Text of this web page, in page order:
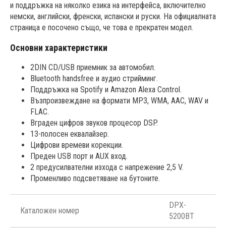
и поддръжка на няколко езика на интерфейса, включително
немски, английски, френски, испански и руски. На официалната
страница е посочено също, че това е прекратен модел.
Основни характеристики
2DIN CD/USB приемник за автомобил.
Bluetooth handsfree и аудио стрийминг.
Поддръжка на Spotify и Amazon Alexa Control.
Възпроизвеждане на формати MP3, WMA, AAC, WAV и
FLAC.
Вграден цифров звуков процесор DSP.
13-полосен еквалайзер.
Цифрови времеви корекции.
Преден USB порт и AUX вход.
2 предусилвателни изхода с напрежение 2,5 V.
Променливо подсветяване на бутоните.
Каталожен номер
DPX-
5200BT